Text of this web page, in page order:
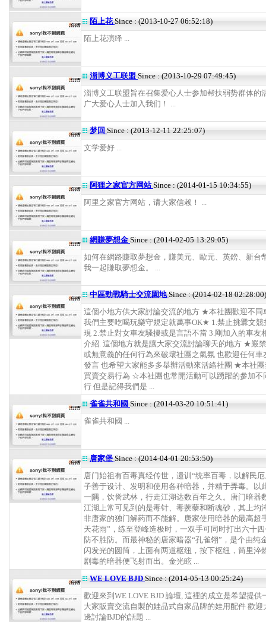
陌上花Since : (2013-10-27 06:52:18)
陌上花演绎 ...
淄博义工联盟 Since : (2013-10-29 07:49:45)
淄博义工联盟旨在召集爱心人士参加帮扶弱势群体的
广大爱心人士加入我们！ ...
梦回 Since : (2013-12-11 22:25:07)
文学爱好 ...
阿狸之家官方网站Since : (2014-01-15 10:34:55)
阿里之家官方网站，请大家信赖！ ...
網賺夢想金 Since : (2014-02-05 13:29:05)
如何在網路賺取夢想金，賺美元、歐元、英鎊、新台
我一起賺取夢想金。 ...
中區勁戰騎士交流園地Since : (2014-02-18 02:28:00)
這個小地方供大家討論交流的地方 ★本社團歡迎不同
我們主要吃喝玩樂守規定就萬事OK★ 1.禁止挑釁文競
現 2.禁止對女車友騷擾或是言語不當 3.剛加入的車友
介紹. 這個地方就是讓大家交流討論聊天的地方 ★嚴
或無意義的任何行為來破壞社團之氣氛 也歡迎任何車
發言 也希望大家能多多舉辦活動來活絡社團 ★本社
買賣交易行為 ☆本社團也常開活動可以踴躍的參加不
行 但是記得我們是 ...
雀雀共和國 Since : (2014-03-20 10:51:41)
雀雀共和國 ...
唐家堡Since : (2014-04-01 20:53:50)
唐门始祖有百毒真经传世，遗训“统率百毒，以解民
子善于设计、发明和使用各种暗器，并精于弄毒。以
一隅，饮誉武林，行走江湖达数百年之久。唐门暗器
江湖上常可见到的是毒针、毒蒺藜和断魂砂，其上均
非唐家的独门解药而不能解。唐家使用暗器的最高超
天花雨”，练至登峰造极时，一双手可同时打出六十
防不胜防。而最神秘的唐家暗器“孔雀翎”，是个由纯
闪发光的圆筒，上面有两道枢纽，按下枢纽，筒里淬
剧毒的暗器便飞射而出。金光眩 ...
WE LOVE BJD Since : (2014-05-13 00:25:24)
歡迎來到WE LOVE BJD 論壇, 這裡的成立是希望提供
大家販賣交流自製的娃品式自家品牌的娃用配件 歡迎
邊討論BJD的話題 ...